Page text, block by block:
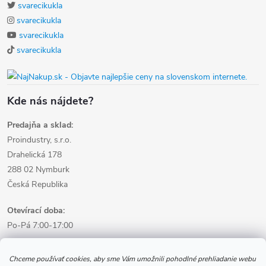
Chceme používať cookies, aby sme Vám umožnili pohodlné prehliadanie webu
svarecikukla
svarecikukla
svarecikukla
svarecikukla
Kde nás nájdete?
Predajňa a sklad:
Proindustry, s.r.o.
Drahelická 178
288 02 Nymburk
Česká Republika
Otevírací doba:
Po-Pá 7:00-17:00
Informácie pre nákup